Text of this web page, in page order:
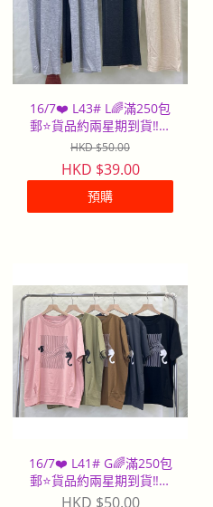
16/7❤️ L43# L🌈滿250包
郵⭐️貨品約兩星期到貨‼️早
到早派
HKD $50.00
HKD $39.00
預購
16/7❤️ L41# G🌈滿250包
郵⭐️貨品約兩星期到貨‼️早
到早派
HKD $50.00